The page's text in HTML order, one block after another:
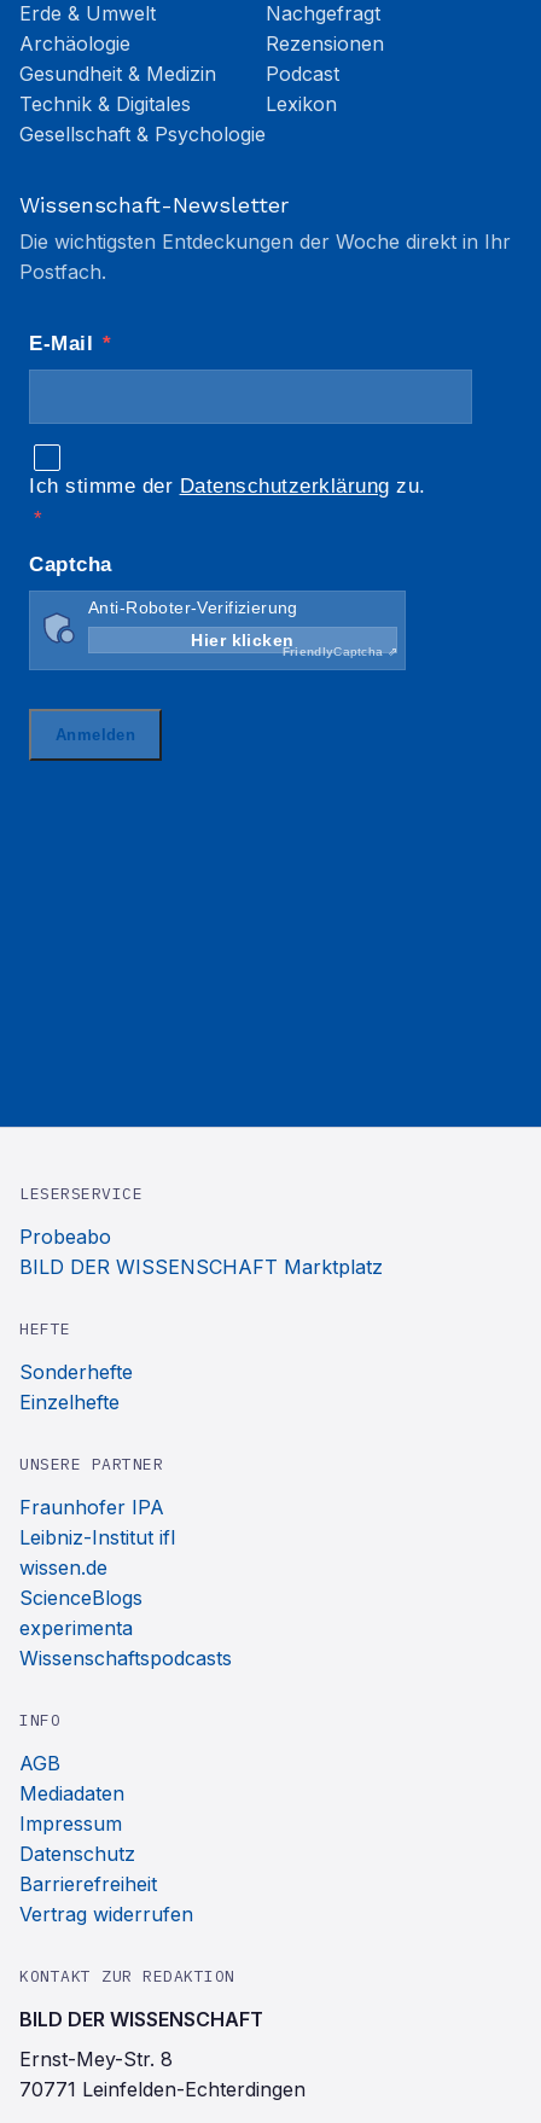
Erde & Umwelt
Archäologie
Gesundheit & Medizin
Technik & Digitales
Gesellschaft & Psychologie
Nachgefragt
Rezensionen
Podcast
Lexikon
Wissenschaft-Newsletter
Die wichtigsten Entdeckungen der Woche direkt in Ihr
Postfach.
LESERSERVICE
Probeabo
BILD DER WISSENSCHAFT Marktplatz
HEFTE
Sonderhefte
Einzelhefte
UNSERE PARTNER
Fraunhofer IPA
Leibniz-Institut ifl
wissen.de
ScienceBlogs
experimenta
Wissenschaftspodcasts
INFO
AGB
Mediadaten
Impressum
Datenschutz
Barrierefreiheit
Vertrag widerrufen
KONTAKT ZUR REDAKTION
BILD DER WISSENSCHAFT
Ernst-Mey-Str. 8
70771 Leinfelden-Echterdingen